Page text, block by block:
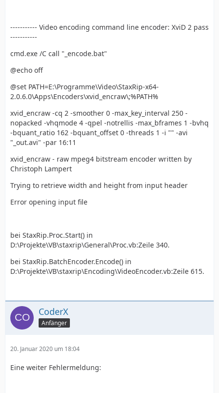
----------- Video encoding command line encoder: XviD 2 pass
-----------
cmd.exe /C call "_encode.bat"
@echo off
@set PATH=E:\Programme\Video\StaxRip-x64-
2.0.6.0\Apps\Encoders\xvid_encraw\;%PATH%
xvid_encraw -cq 2 -smoother 0 -max_key_interval 250 -
nopacked -vhqmode 4 -qpel -notrellis -max_bframes 1 -bvhq
-bquant_ratio 162 -bquant_offset 0 -threads 1 -i "" -avi
"_out.avi" -par 16:11
xvid_encraw - raw mpeg4 bitstream encoder written by
Christoph Lampert
Trying to retrieve width and height from input header
Error opening input file
bei StaxRip.Proc.Start() in
D:\Projekte\VB\staxrip\General\Proc.vb:Zeile 340.
bei StaxRip.BatchEncoder.Encode() in
D:\Projekte\VB\staxrip\Encoding\VideoEncoder.vb:Zeile 615.
CoderX
Anfänger
20. Januar 2020 um 18:04
Eine weiter Fehlermeldung: